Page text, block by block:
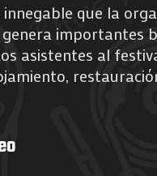
que la
importantes
asistentes al